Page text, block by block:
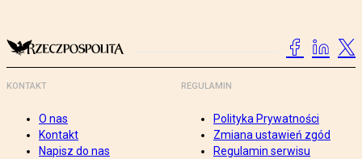
KONTAKT
O nas
Kontakt
Napisz do nas
REGULAMIN
Polityka Prywatności
Zmiana ustawień zgód
Regulamin serwisu